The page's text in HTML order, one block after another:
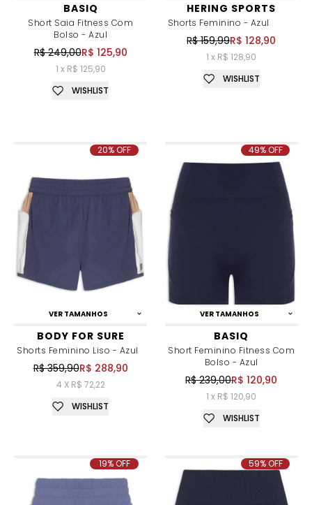
BASIQ
Short Saia Fitness Com
Bolso - Azul
R$ 249,00R$ 125,90
1 x R$ 125,90
WISHLIST
HERING SPORTS
Shorts Feminino - Azul
R$ 159,99R$ 128,90
1 x R$ 128,90
WISHLIST
VER TAMANHOS
BODY FOR SURE
Shorts Feminino Liso - Azul
R$ 359,90R$ 288,90
4 X R$ 72,22
20% OFF
WISHLIST
VER TAMANHOS
BASIQ
Short Feminino Fitness Com
Bolso - Azul
R$ 239,00R$ 120,90
1 x R$ 120,90
49% OFF
WISHLIST
19% OFF 59% OFF